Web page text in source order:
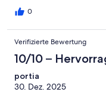
0
Verifizierte Bewertung
10/10 –
portia
30. Dez. 2025